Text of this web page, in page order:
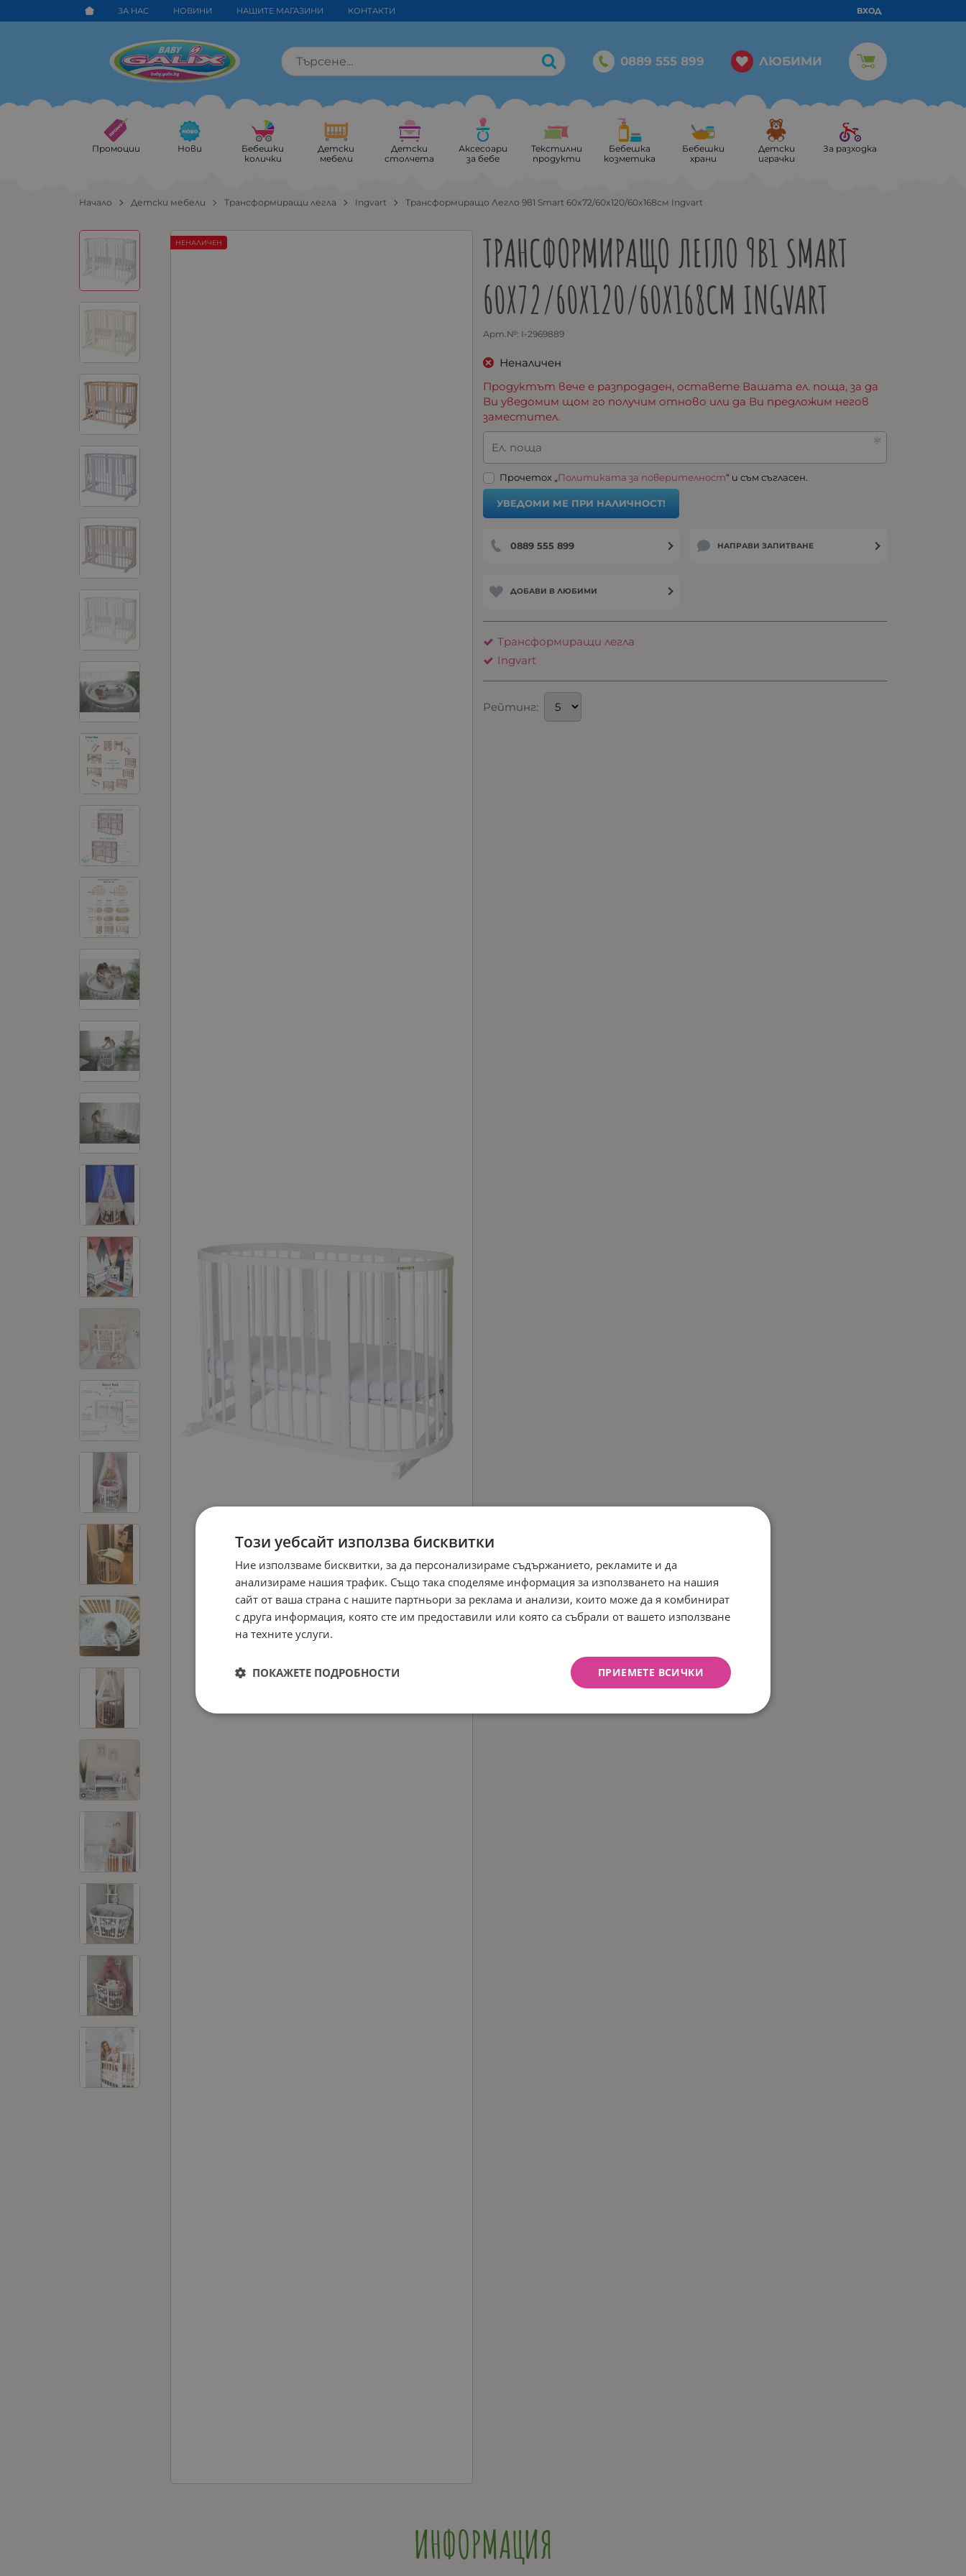
ЗА НАС НОВИНИ НАШИТЕ МАГАЗИНИ КОНТАКТИ ВХОД
0889 555 899 ЛЮБИМИ
Промоции Нови
Бебешки
колички
Детски
мебели
Детски
столчета
Аксесоари
за бебе
Текстилни
продукти
Бебешка
козметика
Бебешки
храни
Детски
играчки
За разходка
Начало Детски мебели Трансформиращи легла Ingvart Трансформиращо Легло 9в1 Smart 60x72/60x120/60x168см Ingvart
ТРАНСФОРМИРАЩО ЛЕГЛО 9В1 SMART
60X72/60X120/60X168СМ INGVART
Арт.№: I-2969889
НЕНАЛИЧЕН
Неналичен
Продуктът вече е разпродаден, оставете Вашата ел. поща, за да
Ви уведомим щом го получим отново или да Ви предложим негов
заместител.
Ел. поща
Прочетох „Политиката за поверителност“ и съм съгласен.
УВЕДОМИ МЕ ПРИ НАЛИЧНОСТ!
0889 555 899 НАПРАВИ ЗАПИТВАНЕ
ДОБАВИ В ЛЮБИМИ
Трансформиращи легла
Ingvart
Рейтинг:
ИНФОРМАЦИЯ
Този уебсайт използва бисквитки
Ние използваме бисквитки, за да персонализираме съдържанието, рекламите и да
анализираме нашия трафик. Също така споделяме информация за използването на нашия
сайт от ваша страна с нашите партньори за реклама и анализи, които може да я комбинират
с друга информация, която сте им предоставили или която са събрали от вашето използване
на техните услуги.
ПРИЕМЕТЕ ВСИЧКИ
ПОКАЖЕТЕ ПОДРОБНОСТИ